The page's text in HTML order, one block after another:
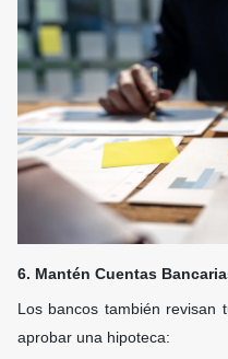
6. Mantén Cuentas
Los bancos también revisan
aprobar una hipoteca: